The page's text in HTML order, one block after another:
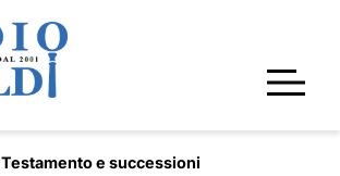
Testamento e successioni